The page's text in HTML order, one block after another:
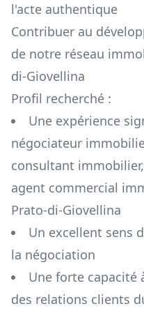
l'acte authentique
Contribuer au
de notre réseau
di-Giovellina
Profil recherché :
Une expérience
négociateur
consultant
agent commercial
Prato-di-Giovellina
Un excellent sens
la négociation
Une forte
des relations clients